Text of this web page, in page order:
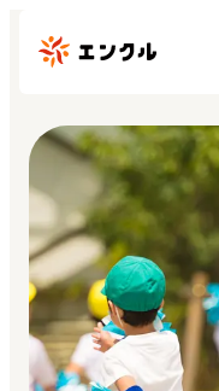
保育園・幼稚園を探す
地図から探す
地域から探す
マイページ